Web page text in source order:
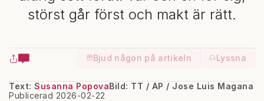
störst går först och makt är rätt.
Bjud någon på artikeln Lyssna
Text: Susanna Popova
Publicerad 2026-02-22
Bild: TT / AP / Jose Luis Magana